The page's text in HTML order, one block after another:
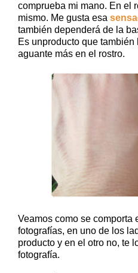
comprueba mi mano. En el
mismo. Me gusta esa
también dependerá de la
Es unproducto que
aguante más en el rostro.
Veamos como se comporta
fotografías, en uno de los
producto y en el otro no, te
fotografía.